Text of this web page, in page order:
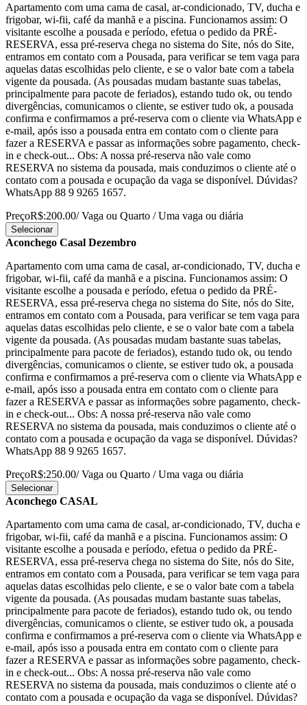
Apartamento com uma cama de casal, ar-condicionado, TV, ducha e
frigobar, wi-fii, café da manhã e a piscina. Funcionamos assim: O
visitante escolhe a pousada e período, efetua o pedido da PRÉ-
RESERVA, essa pré-reserva chega no sistema do Site, nós do Site,
entramos em contato com a Pousada, para verificar se tem vaga para
aquelas datas escolhidas pelo cliente, e se o valor bate com a tabela
vigente da pousada. (As pousadas mudam bastante suas tabelas,
principalmente para pacote de feriados), estando tudo ok, ou tendo
divergências, comunicamos o cliente, se estiver tudo ok, a pousada
confirma e confirmamos a pré-reserva com o cliente via WhatsApp e
e-mail, após isso a pousada entra em contato com o cliente para
fazer a RESERVA e passar as informações sobre pagamento, check-
in e check-out... Obs: A nossa pré-reserva não vale como
RESERVA no sistema da pousada, mais conduzimos o cliente até o
contato com a pousada e ocupação da vaga se disponível. Dúvidas?
WhatsApp 88 9 9265 1657.
PreçoR$:200.00/ Vaga ou Quarto / Uma vaga ou diária
Selecionar
Aconchego Casal Dezembro
Apartamento com uma cama de casal, ar-condicionado, TV, ducha e
frigobar, wi-fii, café da manhã e a piscina. Funcionamos assim: O
visitante escolhe a pousada e período, efetua o pedido da PRÉ-
RESERVA, essa pré-reserva chega no sistema do Site, nós do Site,
entramos em contato com a Pousada, para verificar se tem vaga para
aquelas datas escolhidas pelo cliente, e se o valor bate com a tabela
vigente da pousada. (As pousadas mudam bastante suas tabelas,
principalmente para pacote de feriados), estando tudo ok, ou tendo
divergências, comunicamos o cliente, se estiver tudo ok, a pousada
confirma e confirmamos a pré-reserva com o cliente via WhatsApp e
e-mail, após isso a pousada entra em contato com o cliente para
fazer a RESERVA e passar as informações sobre pagamento, check-
in e check-out... Obs: A nossa pré-reserva não vale como
RESERVA no sistema da pousada, mais conduzimos o cliente até o
contato com a pousada e ocupação da vaga se disponível. Dúvidas?
WhatsApp 88 9 9265 1657.
PreçoR$:250.00/ Vaga ou Quarto / Uma vaga ou diária
Selecionar
Aconchego CASAL
Apartamento com uma cama de casal, ar-condicionado, TV, ducha e
frigobar, wi-fii, café da manhã e a piscina. Funcionamos assim: O
visitante escolhe a pousada e período, efetua o pedido da PRÉ-
RESERVA, essa pré-reserva chega no sistema do Site, nós do Site,
entramos em contato com a Pousada, para verificar se tem vaga para
aquelas datas escolhidas pelo cliente, e se o valor bate com a tabela
vigente da pousada. (As pousadas mudam bastante suas tabelas,
principalmente para pacote de feriados), estando tudo ok, ou tendo
divergências, comunicamos o cliente, se estiver tudo ok, a pousada
confirma e confirmamos a pré-reserva com o cliente via WhatsApp e
e-mail, após isso a pousada entra em contato com o cliente para
fazer a RESERVA e passar as informações sobre pagamento, check-
in e check-out... Obs: A nossa pré-reserva não vale como
RESERVA no sistema da pousada, mais conduzimos o cliente até o
contato com a pousada e ocupação da vaga se disponível. Dúvidas?